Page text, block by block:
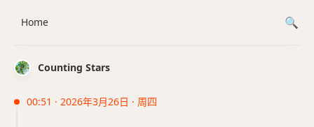
Counting Stars
00:51 · 2026年3月26日 · 周四
Home